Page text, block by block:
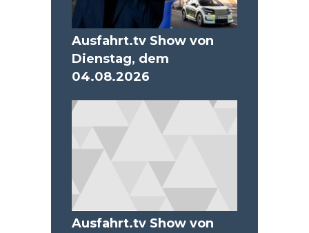
Ausfahrt.tv Show von
Dienstag, dem
04.08.2026
Ausfahrt.tv Show von